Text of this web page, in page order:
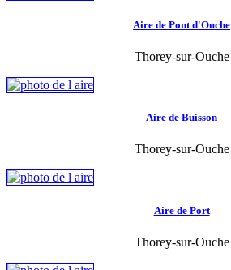
Aire de Pont d'Ouche
Thorey-sur-Ouche
Aire de Buisson
Thorey-sur-Ouche
Aire de Port
Thorey-sur-Ouche